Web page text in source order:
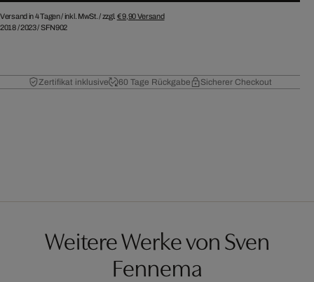
Versand in 4 Tagen /inkl. MwSt. / zzgl. € 9,90Versand
2018/2023/SFN902
Zertifikat inklusive 60 Tage Rückgabe Sicherer Checkout
Weitere Werke von Sven
Fennema